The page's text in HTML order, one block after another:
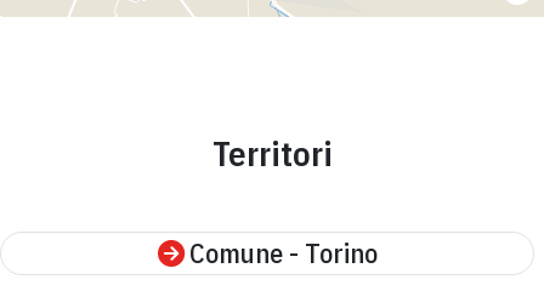
Territori
Comune - Torino